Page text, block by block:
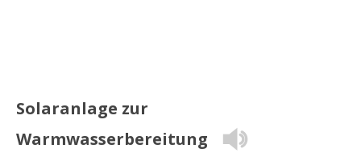
Solaranlage zur
Warmwasserbereitung